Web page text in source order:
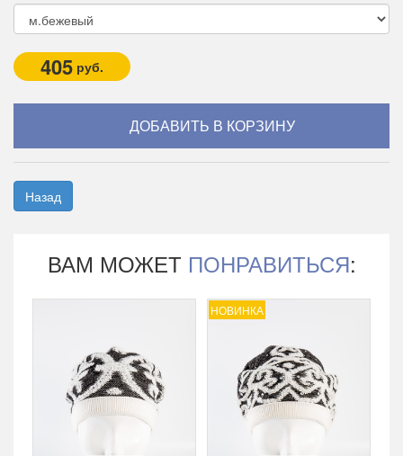
405 руб.
Назад
ВАМ МОЖЕТ ПОНРАВИТЬСЯ:
НОВИНКА